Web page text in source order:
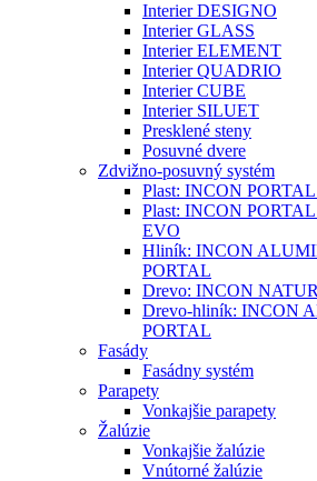
Interier DESIGNO
Interier GLASS
Interier ELEMENT
Interier QUADRIO
Interier CUBE
Interier SILUET
Presklené steny
Posuvné dvere
Zdvižno-posuvný systém
Plast: INCON
Plast: INCON
EVO
Hliník: INCON
PORTAL
Drevo: INCON
Drevo-hliník: INCON
PORTAL
Fasády
Fasádny systém
Parapety
Vonkajšie parapety
Žalúzie
Vonkajšie žalúzie
Vnútorné žalúzie